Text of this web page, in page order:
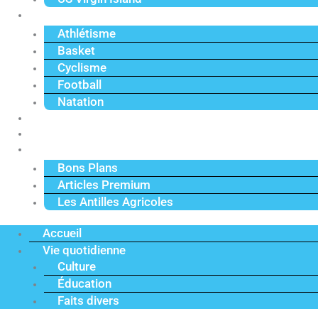
Athlétisme
Basket
Cyclisme
Football
Natation
Bons Plans
Articles Premium
Les Antilles Agricoles
Accueil
Vie quotidienne
Culture
Éducation
Faits divers